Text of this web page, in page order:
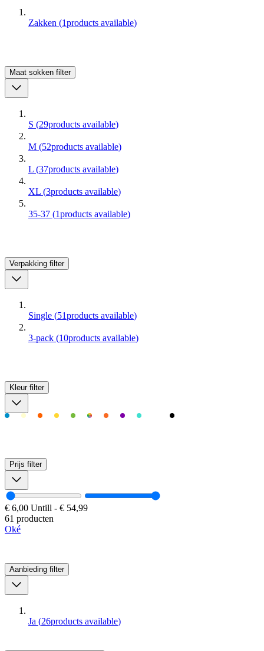
Zakken (1products available)
Maat sokken filter
S (29products available)
M (52products available)
L (37products available)
XL (3products available)
35-37 (1products available)
Verpakking filter
Single (51products available)
3-pack (10products available)
Kleur filter
Prijs filter
€ 6,00 Untill - € 54,99
61 producten
Oké
Aanbieding filter
Ja (26products available)